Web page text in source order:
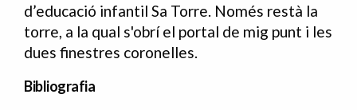
d’educació infantil Sa Torre. Només restà la
torre, a la qual s'obrí el portal de mig punt i les
dues finestres coronelles.
Bibliografia